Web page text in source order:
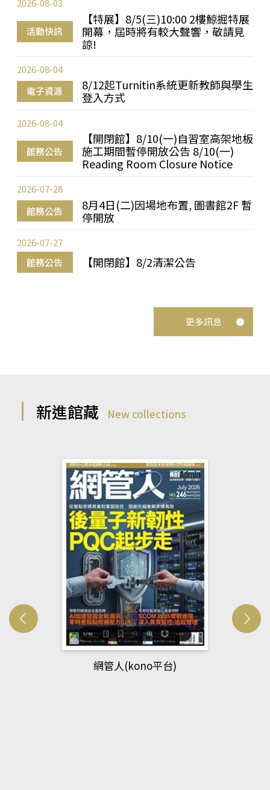
活動快訊
【特展】8/5(三)10:00 2樓鯨掘特展
開幕，屆時將有較大聲響，敬請見
諒!
2026-08-03
電子資源
8/12起Turnitin系統更新教師與學生
登入方式
2026-08-04
館務公告
【開閉館】8/10(一)自習室高架地板
施工期間暫停開放公告 8/10(一)
Reading Room Closure Notice
2026-08-04
館務公告
8月4日(二)因場地布置, 圖書館2F 暫
停開放
2026-07-28
館務公告 【開閉館】8/2清潔公告
2026-07-27
更多訊息
新進館藏 New collections
網管人(kono平台)